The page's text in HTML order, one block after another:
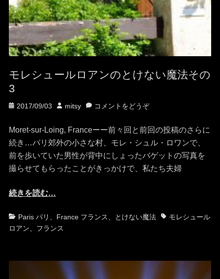
モレシュールロアンのとけない魔法その
3
投
日
2017/09/03
投
者
mitsy コメントをどうぞ
Moret-sur-Loing, Franceーー前々回と前回の投稿のさらに
続き…パリ郊外の小さな村、モレ・シュル・ロワンで、
前を歩いていた男性が背中にしょったバゲットの写真を
撮らせてもらったことがきっかけで、私たち夫婦
続きを読む…
カ
テ
ー
Paris パリ 、 France フランス、 とけない魔法
タ モレシュール
ロアン、 フランス